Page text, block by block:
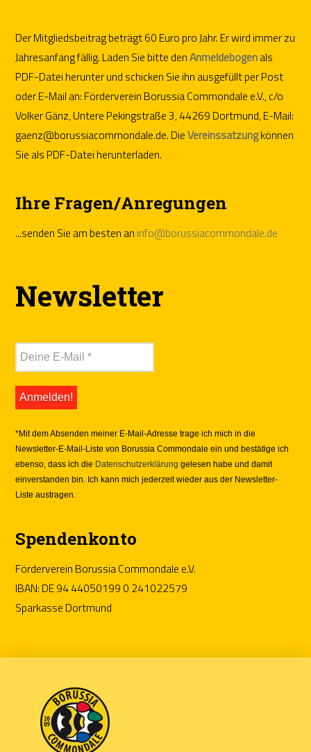
Der Mitgliedsbeitrag beträgt 60 Euro pro Jahr. Er wird immer zu
Jahresanfang fällig. Laden Sie bitte denAnmeldebogenals
PDF-Datei herunter und schicken Sie ihn ausgefüllt per Post
oder E-Mail an: Förderverein Borussia Commondale e.V., c/o
Volker Gänz, Untere Pekingstraße 3, 44269 Dortmund, E-Mail:
gaenz@borussiacommondale.de. DieVereinssatzungkönnen
Sie als PDF-Datei herunterladen.
Ihre Fragen/Anregungen
...senden Sie am besten an info@borussiacommondale.de
Newsletter
*Mit dem Absenden meiner E-Mail-Adresse trage ich mich in die
Newsletter-E-Mail-Liste von Borussia Commondale ein und bestätige ich
ebenso, dass ich die Datenschutzerklärung gelesen habe und damit
einverstanden bin. Ich kann mich jederzeit wieder aus der Newsletter-
Liste austragen.
Spendenkonto
Förderverein Borussia Commondale e.V.
IBAN: DE 94 44050199 0 241022579
Sparkasse Dortmund